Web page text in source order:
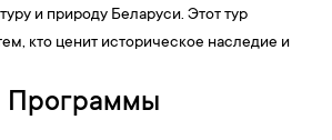
и природу Беларуси. Этот тур
кто ценит историческое наследие и
Программы